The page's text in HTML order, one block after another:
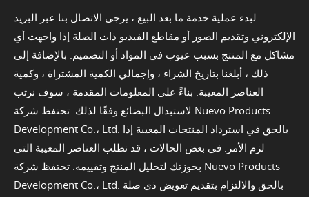
لبدء عملية خدمة ما بعد البيع ، يرجى الاتصال بنا عبر البريد
الإلكتروني وتقديم الصور أو مقاطع الفيديو ذات الصلة إذا واجهت أي
مشاكل مع المنتج بسبب عيوب في المواد أو التصميم. بالإضافة إلى
ذلك ، أبلغنا بتاريخ الشراء ، وإجمالي الكمية المشتراة ، وكمية
العناصر المعيبة. بناءً على المعلومات المقدمة ، سوف نرتب
لاستبدال البضائع وفقًا لذلك. تحتفظ شركة Nuevo Products
Development Co.، Ltd. بالحق في استرداد المنتجات المعيبة إذا
لزم الأمر. في بعض الحالات ، قد نطلب العناصر المعيبة التي
بحوزتك لتحليل المنتج وتقييمه. تحتفظ شركة Nuevo Products
Development Co.، Ltd. بالحق والالتزام بتقديم تعويض ذي صلة